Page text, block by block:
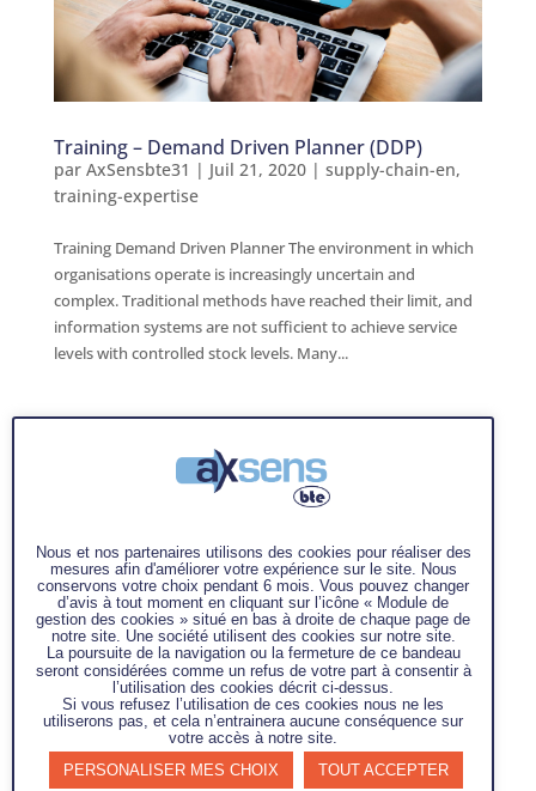
Training – Demand Driven Planner (DDP)
par AxSensbte31 | Juil 21, 2020| supply-chain-en,
training-expertise
Training Demand Driven Planner The environment in which
organisations operate is increasingly uncertain and
complex. Traditional methods have reached their limit, and
information systems are not sufficient to achieve service
levels with controlled stock levels. Many...
Training – Demand Driven Leader (DDL)
parNathalie Chanet|Nov 6, 2019|supply-chain-
en,training-expertise
Nous et nos partenaires utilisons des cookies pour réaliser des
mesures afin d'améliorer votre expérience sur le site. Nous
conservons votre choix pendant 6 mois. Vous pouvez changer
d’avis à tout moment en cliquant sur l’icône « Module de
gestion des cookies » situé en bas à droite de chaque page de
notre site. Une société utilisent des cookies sur notre site.
La poursuite de la navigation ou la fermeture de ce bandeau
seront considérées comme un refus de votre part à consentir à
l’utilisation des cookies décrit ci-dessus.
Si vous refusez l’utilisation de ces cookies nous ne les
utiliserons pas, et cela n’entrainera aucune conséquence sur
votre accès à notre site.
PERSONALISER MES CHOIX
TOUT ACCEPTER